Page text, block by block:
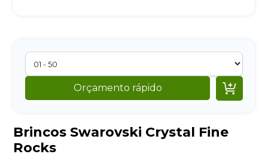
Orçamento rápido 
Brincos Swarovski Crystal Fine
Rocks